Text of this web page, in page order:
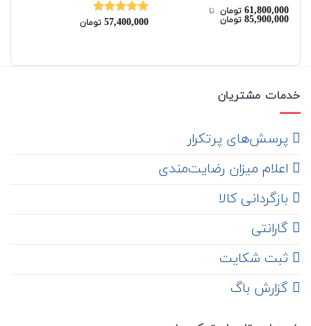
نمره5.00
از 5
61,800,000 تومان‌ تا ‌
85,900,000 تومان نمره5.00
57,400,000 تومان
خدمات مشتریان
‌ پرسش‌های پرتکرار
اعلام میزان رضایت‌مندی
‌ بازگردانی کالا
گارانتی
ثبت شکایت
‌ گزارش باگ